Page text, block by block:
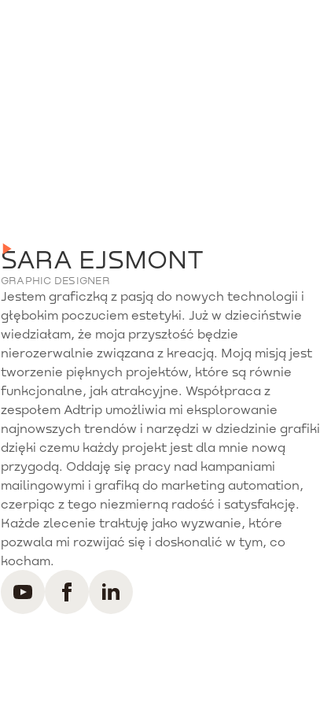
SARA EJSMONT
GRAPHIC DESIGNER
Jestem graficzką z pasją do nowych technologii i
głębokim poczuciem estetyki. Już w dzieciństwie
wiedziałam, że moja przyszłość będzie
nierozerwalnie związana z kreacją. Moją misją jest
tworzenie pięknych projektów, które są równie
funkcjonalne, jak atrakcyjne. Współpraca z
zespołem Adtrip umożliwia mi eksplorowanie
najnowszych trendów i narzędzi w dziedzinie grafiki,
dzięki czemu każdy projekt jest dla mnie nową
przygodą. Oddaję się pracy nad kampaniami
mailingowymi i grafiką do marketing automation,
czerpiąc z tego niezmierną radość i satysfakcję.
Każde zlecenie traktuję jako wyzwanie, które
pozwala mi rozwijać się i doskonalić w tym, co
kocham.